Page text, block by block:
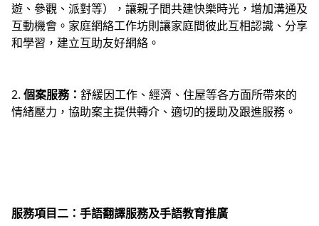
遊、參觀、派對等），讓親子間共建快樂時光，增加溝通及
互動機會。家庭網絡工作坊則讓家庭間彼此互相認識、分享
和學習，建立互助友好網絡。
2. 個案服務： 舒緩因工作、經濟、住屋等各方面所帶來的
情緒壓力，協助案主提供轉介、適切的援助及跟進服務。
服務項目二：手語翻譯服務及手語教育推廣